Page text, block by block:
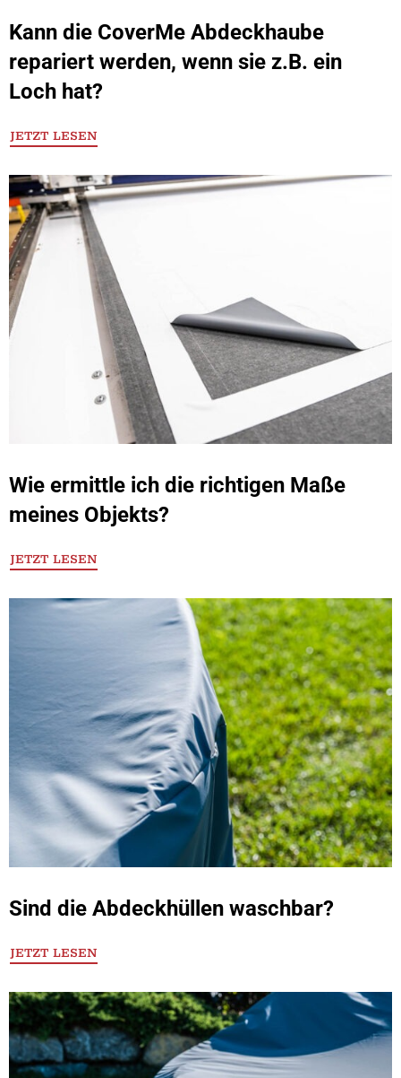
Kann die CoverMe Abdeckhaube
repariert werden, wenn sie z.B. ein
Loch hat?
JETZT LESEN
Wie ermittle ich die richtigen Maße
meines Objekts?
JETZT LESEN
Sind die Abdeckhüllen waschbar?
JETZT LESEN